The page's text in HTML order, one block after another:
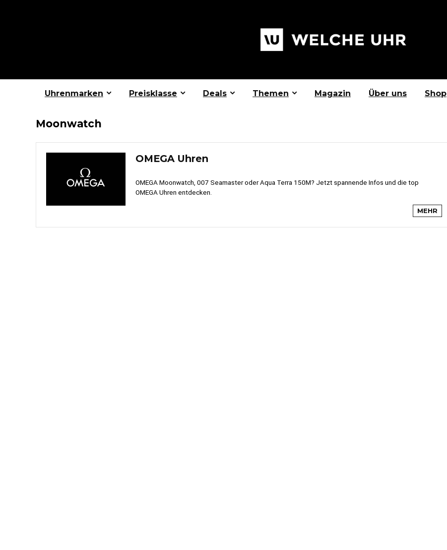
Uhrenmarken Preisklasse Deals Themen Magazin Über uns Shop
Moonwatch
OMEGA Uhren
OMEGA Moonwatch, 007 Seamaster oder Aqua Terra 150M? Jetzt spannende Infos und die top
OMEGA Uhren entdecken.
MEHR